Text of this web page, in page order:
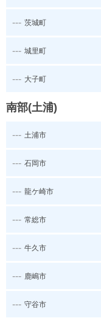
--- 茨城町
--- 城里町
--- 大子町
南部(土浦)
--- 土浦市
--- 石岡市
--- 龍ケ崎市
--- 常総市
--- 牛久市
--- 鹿嶋市
--- 守谷市